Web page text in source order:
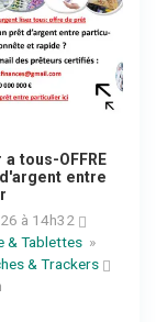
a tous-OFFRE
d'argent entre
à 14h32
& Tablettes »
& Trackers